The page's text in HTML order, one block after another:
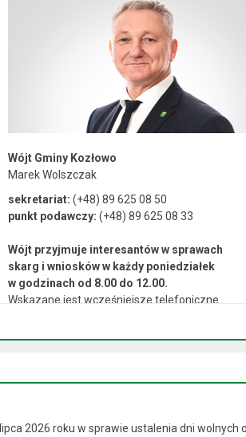
Wójt Gminy Kozłowo
Marek Wolszczak
sekretariat: (+48) 89 625 08 50
punkt podawczy: (+48) 89 625 08 33
Wójt przyjmuje interesantów w sprawach
skarg i wniosków w każdy poniedziałek
w godzinach od 8.00 do 12.00.
Wskazane jest wcześniejsze telefoniczne
2026 roku w sprawie ustalenia dni wolnych